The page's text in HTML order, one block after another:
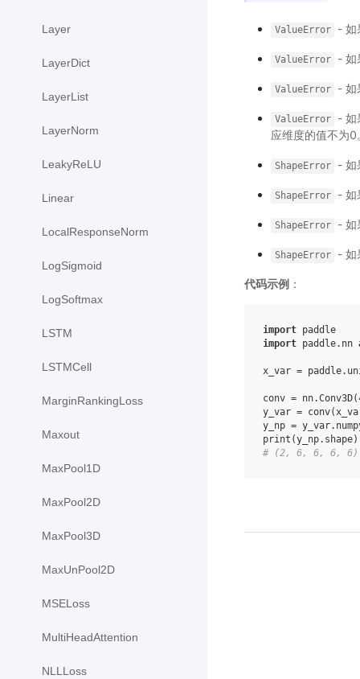
Layer
LayerDict
LayerList
LayerNorm
LeakyReLU
Linear
LocalResponseNorm
LogSigmoid
LogSoftmax
LSTM
LSTMCell
MarginRankingLoss
Maxout
MaxPool1D
MaxPool2D
MaxPool3D
MaxUnPool2D
MSELoss
MultiHeadAttention
NLLLoss
ValueError -
ValueError -
ValueError -
ValueError
-
应维度的值不为0
ShapeError - 如
ShapeError - 如
ShapeError - 如
ShapeError - 如
代码示例 ：
import paddle
import paddle.nn
x_var = paddle.
conv = nn.Conv3D(
y_var = conv(
y_np = y_var.
print (y_np. shape)
# (2, 6, 6, 6, 6)